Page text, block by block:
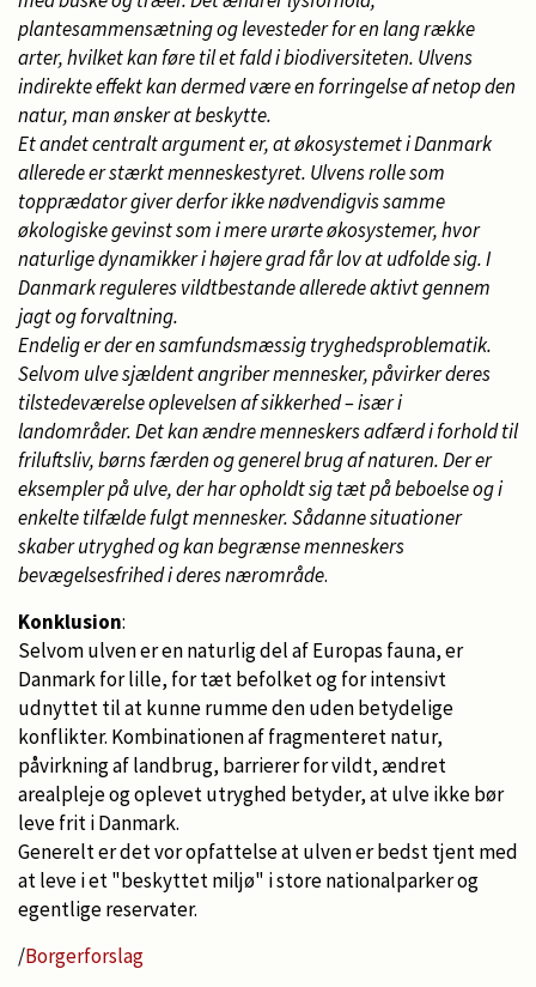
plantesammensætning og levesteder for en lang række
arter, hvilket kan føre til et fald i biodiversiteten. Ulvens
indirekte effekt kan dermed være en forringelse af netop den
natur, man ønsker at beskytte.
Et andet centralt argument er, at økosystemet i Danmark
allerede er stærkt menneskestyret. Ulvens rolle som
topprædator giver derfor ikke nødvendigvis samme
økologiske gevinst som i mere urørte økosystemer, hvor
naturlige dynamikker i højere grad får lov at udfolde sig. I
Danmark reguleres vildtbestande allerede aktivt gennem
jagt og forvaltning.
Endelig er der en samfundsmæssig tryghedsproblematik.
Selvom ulve sjældent angriber mennesker, påvirker deres
tilstedeværelse oplevelsen af sikkerhed – især i
landområder. Det kan ændre menneskers adfærd i forhold til
friluftsliv, børns færden og generel brug af naturen. Der er
eksempler på ulve, der har opholdt sig tæt på beboelse og i
enkelte tilfælde fulgt mennesker. Sådanne situationer
skaber utryghed og kan begrænse menneskers
bevægelsesfrihed i deres nærområde.
Konklusion:
Selvom ulven er en naturlig del af Europas fauna, er
Danmark for lille, for tæt befolket og for intensivt
udnyttet til at kunne rumme den uden betydelige
konflikter. Kombinationen af fragmenteret natur,
påvirkning af landbrug, barrierer for vildt, ændret
arealpleje og oplevet utryghed betyder, at ulve ikke bør
leve frit i Danmark.
Generelt er det vor opfattelse at ulven er bedst tjent med
at leve i et "beskyttet miljø" i store nationalparker og
egentlige reservater.
/Borgerforslag